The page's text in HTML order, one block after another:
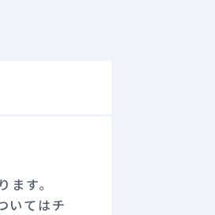
す。
いてはチ